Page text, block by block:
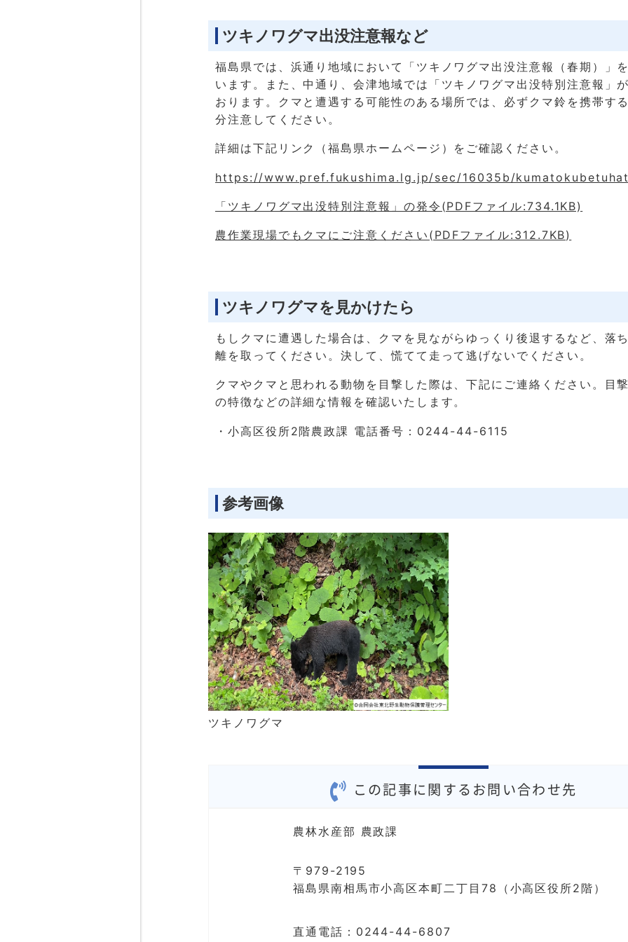
ツキノワグマ出没注意報など
福島県では、浜通り地域において「ツキノワグマ出没注意報（春期）」
います。また、中通り、会津地域では「ツキノワグマ出没特別注意報」
おります。クマと遭遇する可能性のある場所では、必ずクマ鈴を携帯す
分注意してください。
詳細は下記リンク（福島県ホームページ）をご確認ください。
https://www.pref.fukushima.lg.jp/sec/16035b/
「ツキノワグマ出没特別注意報」の発令(PDFファイル:734.1KB)
農作業現場でもクマにご注意ください(PDFファイル:312.7KB)
ツキノワグマを見かけたら
もしクマに遭遇した場合は、クマを見ながらゆっくり後退するなど、落
離を取ってください。決して、慌てて走って逃げないでください。
クマやクマと思われる動物を目撃した際は、下記にご連絡ください。目
の特徴などの詳細な情報を確認いたします。
・小高区役所2階農政課 電話番号：0244-44-6115
参考画像
ツキノワグマ
この記事に関するお問い合わせ先
農林水産部 農政課
〒979-2195
福島県南相馬市小高区本町二丁目78（小高区役所2階）
直通電話：0244-44-6807